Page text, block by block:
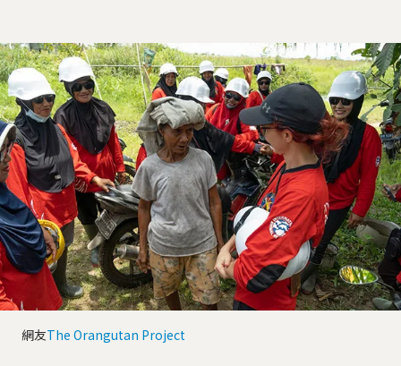
網友The Orangutan Project